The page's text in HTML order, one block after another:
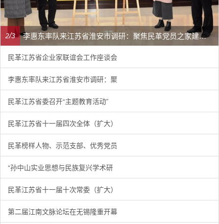
李惠东率队来江苏省淮安市调研：聚焦民革党员之家建设管理、学龄前儿童爱国主义教育
2/3
民革江苏省企业家联谊会工作座谈会
李惠东率队来江苏省淮安市调研：聚
民革江苏省委召开“主题教育活动”
民革江苏省十一届四次全体（扩大）
民革榜样人物、示范支部、优秀党员
“孙中山实业思想与民族复兴学术研
民革江苏省十一届十次常委（扩大）
第二届江南文脉论坛在无锡隆重开幕